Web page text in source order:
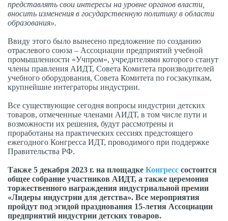
представлять свои интересы на уровне органов власти,
вносить изменения в государственную политику в области
образования».
Ввиду этого было вынесено предложение по созданию
отраслевого союза – Ассоциации предприятий учебной
промышленности «Учпром», учредителями которого станут
члены правления АИДТ, Совета Комитета производителей
учебного оборудования, Совета Комитета по госзакупкам,
крупнейшие интеграторы индустрии.
Все существующие сегодня вопросы индустрии детских
товаров, отмеченные членами АИДТ, в том числе пути и
возможности их решения, будут рассмотрены и
проработаны на практических сессиях предстоящего
ежегодного Конгресса ИДТ, проводимого при поддержке
Правительства РФ.
Также 5 декабря 2023 г. на площадке Конгресс состоится
общее собрание участников АИДТ, а также церемония
торжественного награждения индустриальной премии
«Лидеры индустрии для детства». Все мероприятия
пройдут под эгидой празднования 15-летия Ассоциации
предприятий индустрии детских товаров.